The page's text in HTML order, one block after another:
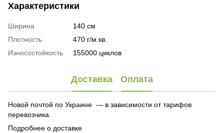
Характеристики
Ширина
140 см
Плотность
470 г/м.кв.
Износостойкость
155000 циклов
Доставка Оплата
Новой почтой по Украине — в зависимости от тарифов
перевозчика.
Подробнее о доставке